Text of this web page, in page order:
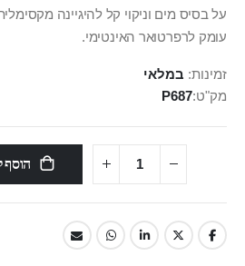
על בסיס מים וניקוי קל להיגיינה
עומק לרפרטואר האינטימי.
זמינות: במלאי
מק"ט P687
הוסף